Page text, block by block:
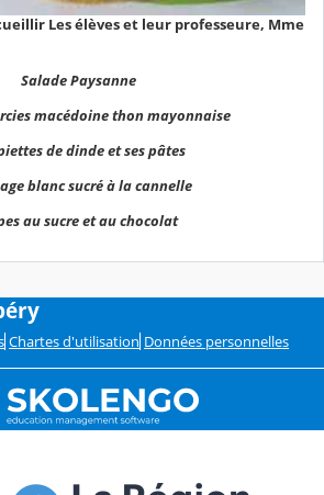
Les élèves et leur professeure, Mme
Salade Paysanne
macédoine thon mayonnaise
de dinde et ses pâtes
blanc sucré à la cannelle
au sucre et au chocolat
Chartes d'utilisation Données personnelles